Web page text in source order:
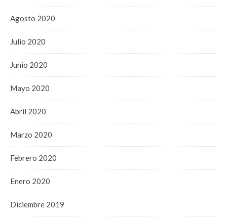
Agosto 2020
Julio 2020
Junio 2020
Mayo 2020
Abril 2020
Marzo 2020
Febrero 2020
Enero 2020
Diciembre 2019